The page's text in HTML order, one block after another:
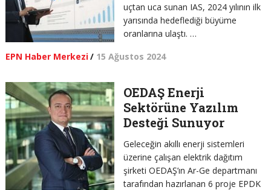
uçtan uca sunan IAS, 2024 yılının ilk
yarısında hedeflediği büyüme
oranlarına ulaştı. …
EPN Haber Merkezi/ 15 Ağustos 2024
OEDAŞ Enerji
Sektörüne Yazılım
Desteği Sunuyor
Geleceğin akıllı enerji sistemleri
üzerine çalışan elektrik dağıtım
şirketi OEDAŞ’ın Ar-Ge departmanı
tarafından hazırlanan 6 proje EPDK